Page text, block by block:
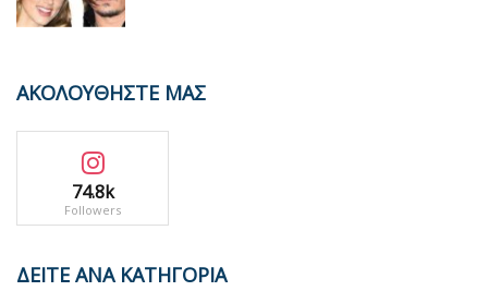
ΑΚΟΛΟΥΘΗΣΤΕ ΜΑΣ
74.8k
Followers
ΔΕΙΤΕ ΑΝΑ ΚΑΤΗΓΟΡΙΑ